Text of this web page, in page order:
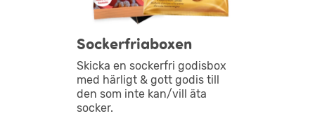
Sockerfriaboxen
Skicka en sockerfri godisbox
med härligt & gott godis till
den som inte kan/vill äta
socker.